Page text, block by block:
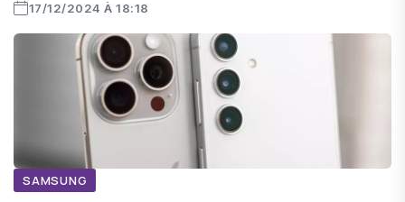
17/12/2024 À 18:18
SAMSUNG